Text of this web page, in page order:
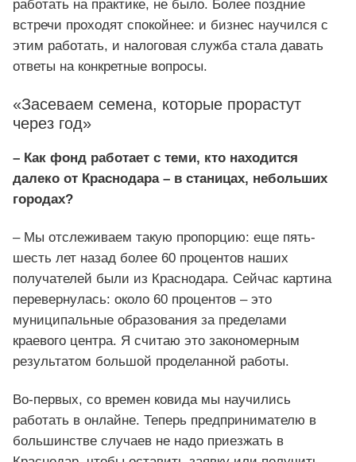
работать на практике, не было. Более поздние
встречи проходят спокойнее: и бизнес научился с
этим работать, и налоговая служба стала давать
ответы на конкретные вопросы.
«Засеваем семена, которые прорастут
через год»
– Как фонд работает с теми, кто находится
далеко от Краснодара – в станицах, небольших
городах?
– Мы отслеживаем такую пропорцию: еще пять-
шесть лет назад более 60 процентов наших
получателей были из Краснодара. Сейчас картина
перевернулась: около 60 процентов – это
муниципальные образования за пределами
краевого центра. Я считаю это закономерным
результатом большой проделанной работы.
Во-первых, со времен ковида мы научились
работать в онлайне. Теперь предпринимателю в
большинстве случаев не надо приезжать в